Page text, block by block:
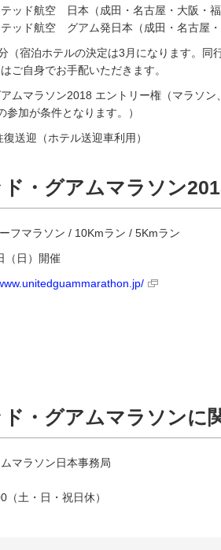
ッド航空 日本（成田・名古屋・大阪・
ッド航空 グアム発日本（成田・名古屋
（宿泊ホテルの決定は3月になります。同
ご自身でお手配いただきます。
アムマラソン2018 エントリー権（マラソ
参加が条件となります。）
送迎（ホテル送迎車利用）
・グアムマラソン
フマラソン / 10Kmラン / 5Kmラン
（日）開催
・グアムマラソンに
マラソン日本事務局
土・日・祝日休）